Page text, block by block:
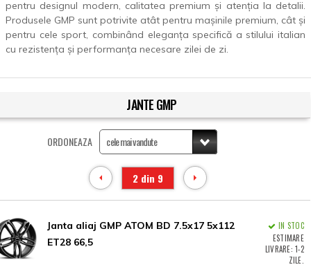
pentru designul modern, calitatea premium și atenția la detalii.
Produsele GMP sunt potrivite atât pentru mașinile premium, cât și
pentru cele sport, combinând eleganța specifică a stilului italian
cu rezistența și performanța necesare zilei de zi.
JANTE GMP
ORDONEAZA
2 din 9
Janta aliaj GMP ATOM BD 7.5x17 5x112
ET28 66,5
IN STOC
ESTIMARE
LIVRARE: 1-2
ZILE.